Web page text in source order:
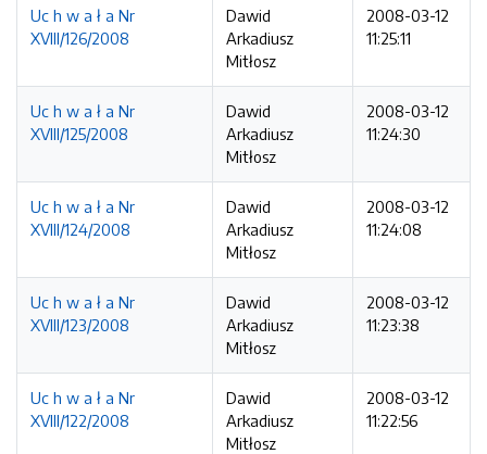
Uc h w a ł a Nr
XVIII/126/2008
Dawid
Arkadiusz
Mitłosz
2008-03-12
11:25:11
Uc h w a ł a Nr
XVIII/125/2008
Dawid
Arkadiusz
Mitłosz
2008-03-12
11:24:30
Uc h w a ł a Nr
XVIII/124/2008
Dawid
Arkadiusz
Mitłosz
2008-03-12
11:24:08
Uc h w a ł a Nr
XVIII/123/2008
Dawid
Arkadiusz
Mitłosz
2008-03-12
11:23:38
Uc h w a ł a Nr
XVIII/122/2008
Dawid
Arkadiusz
Mitłosz
2008-03-12
11:22:56